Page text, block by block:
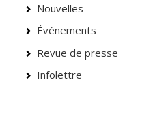
Nouvelles
Événements
Revue de presse
Infolettre